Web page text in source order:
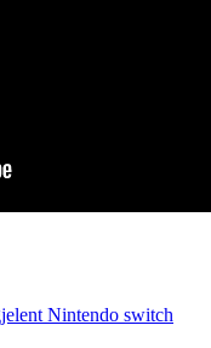
Nintendo switch